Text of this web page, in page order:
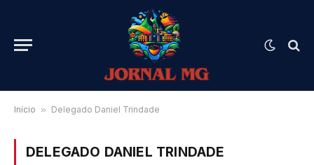
Início » Delegado Daniel Trindade
DELEGADO DANIEL TRINDADE